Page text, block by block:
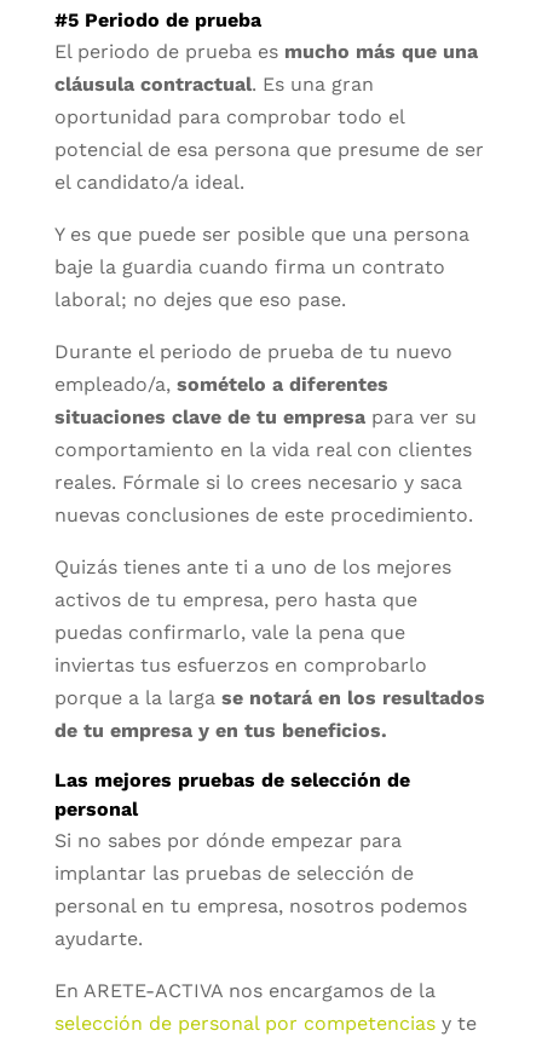
#5 Periodo de prueba
El periodo de prueba es mucho más que una
cláusula contractual. Es una gran
oportunidad para comprobar todo el
potencial de esa persona que presume de ser
el candidato/a ideal.
Y es que puede ser posible que una persona
baje la guardia cuando firma un contrato
laboral; no dejes que eso pase.
Durante el periodo de prueba de tu nuevo
empleado/a, somételo a diferentes
situaciones clave de tu empresapara ver su
comportamiento en la vida real con clientes
reales. Fórmale si lo crees necesario y saca
nuevas conclusiones de este procedimiento.
Quizás tienes ante ti a uno de los mejores
activos de tu empresa, pero hasta que
puedas confirmarlo, vale la pena que
inviertas tus esfuerzos en comprobarlo
porque a la larga se notará en los resultados
de tu empresa y en tus beneficios.
Las mejores pruebas de selección de
personal
Si no sabes por dónde empezar para
implantar las pruebas de selección de
personal en tu empresa, nosotros podemos
ayudarte.
En ARETE-ACTIVA nos encargamos de la
selección de personal por competenciasy te